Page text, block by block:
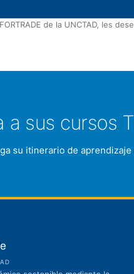
de la UNCTAD, les
a sus cursos
su itinerario de aprendizaje